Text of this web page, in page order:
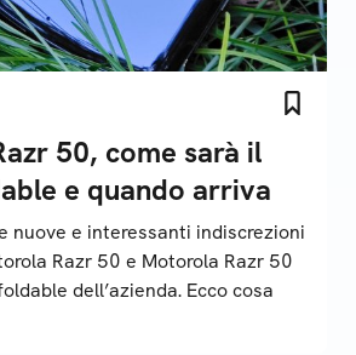
50, come sarà il
e quando arriva
nuove e interessanti indiscrezioni
Razr 50 e Motorola Razr 50
dell’azienda. Ecco cosa